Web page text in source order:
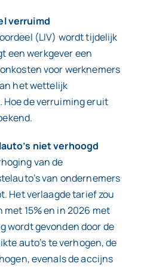
verruimd
(LIV) wordt tijdelijk
een werkgever een
voor werknemers
het wettelijk
de verruiming eruit
niet verhoogd
van de
van ondernemers
Het verlaagde tarief zou
15% en in 2026 met
wordt gevonden door de
auto’s te verhogen, de
evenals de accijns